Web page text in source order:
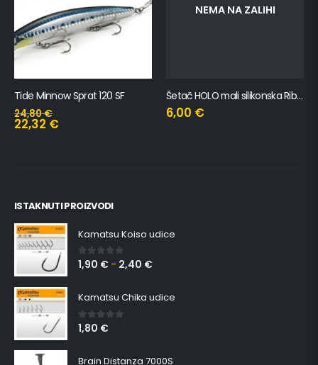
Tide Minnow Sprat 120 SF
24,80€
22,32 €
NEMA NA ZALIHI
Šetač HOLO mali silikonska Ribica Belgrade Walker
6,00 €
ISTAKNUTI PROIZVODI
Kamatsu Koiso udice
0 out of 5
1,90 € – 2,40 €
Kamatsu Chika udice
0 out of 5
1,80 €
Brain Distanza 7000S